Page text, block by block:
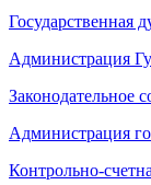
Государственная
Администрация
Законодательное
Администрация
Контрольно-